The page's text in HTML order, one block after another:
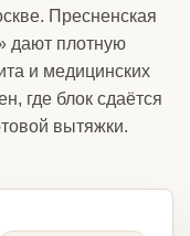
Пресненская
дают плотную
и медицинских
где блок сдаётся
вытяжки.